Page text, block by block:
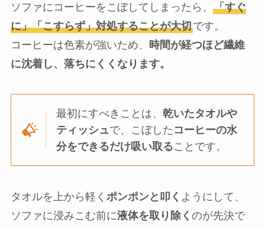
ソファにコーヒーをこぼしてしまったら、 「すぐ
に」「こすらず」対処することが大切です。
コーヒーは色素が強いため、
時間が経つほど繊維
に沈着し、落ちにくくなります。
最初にすべきことは、乾いたタオルや
ティッシュで、こぼした コーヒーの水
分をできるだけ吸い取ることです。
タオルを上から軽く ポンポンと叩く ようにして、
ソファに浸みこむ前に液体を取り除く のが先決で